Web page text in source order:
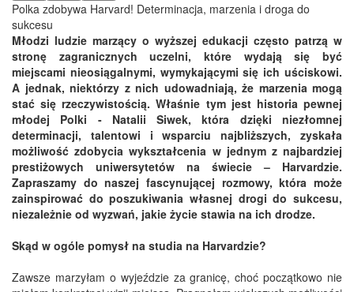
Polka zdobywa Harvard! Determinacja, marzenia i droga do
sukcesu
Młodzi ludzie marzący o wyższej edukacji często patrzą w
stronę zagranicznych uczelni, które wydają się być
miejscami nieosiągalnymi, wymykającymi się ich uściskowi.
A jednak, niektórzy z nich udowadniają, że marzenia mogą
stać się rzeczywistością. Właśnie tym jest historia pewnej
młodej Polki - Natalii Siwek, która dzięki niezłomnej
determinacji, talentowi i wsparciu najbliższych, zyskała
możliwość zdobycia wykształcenia w jednym z najbardziej
prestiżowych uniwersytetów na świecie – Harvardzie.
Zapraszamy do naszej fascynującej rozmowy, która może
zainspirować do poszukiwania własnej drogi do sukcesu,
niezależnie od wyzwań, jakie życie stawia na ich drodze.
Skąd w ogóle pomysł na studia na Harvardzie?
Zawsze marzyłam o wyjeździe za granicę, choć początkowo nie